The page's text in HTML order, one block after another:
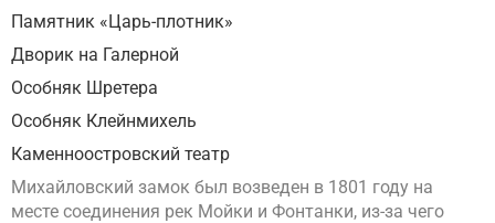
Памятник «Царь-плотник»
Дворик на Галерной
Особняк Шретера
Особняк Клейнмихель
Каменноостровский театр
Михайловский замок был возведен в 1801 году на
месте соединения рек Мойки и Фонтанки, из-за чего